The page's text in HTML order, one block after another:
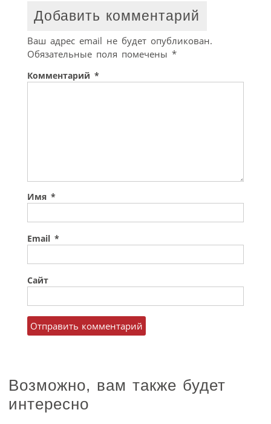
Добавить комментарий
Ваш адрес email не будет опубликован.
Обязательные поля помечены *
Комментарий *
Имя *
Email *
Сайт
Возможно, вам также будет
интересно